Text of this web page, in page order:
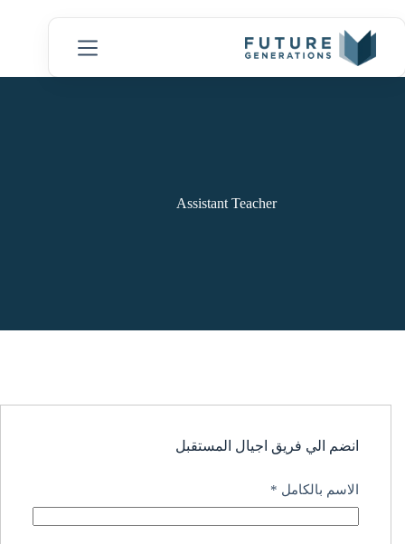
Assistant Teacher
انضم الي فريق اجيال المستقبل
الاسم بالكامل *